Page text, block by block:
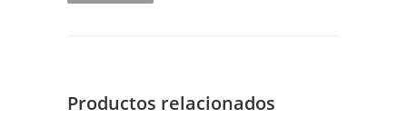
Productos relacionados